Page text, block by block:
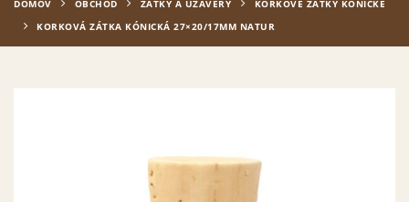
DOMOV OBCHOD ZÁTKY A UZÁVERY
KORKOVÉ ZÁTKY KÓNICKÉ
KORKOVÁ ZÁTKA KÓNICKÁ 27×20/17MM NATUR